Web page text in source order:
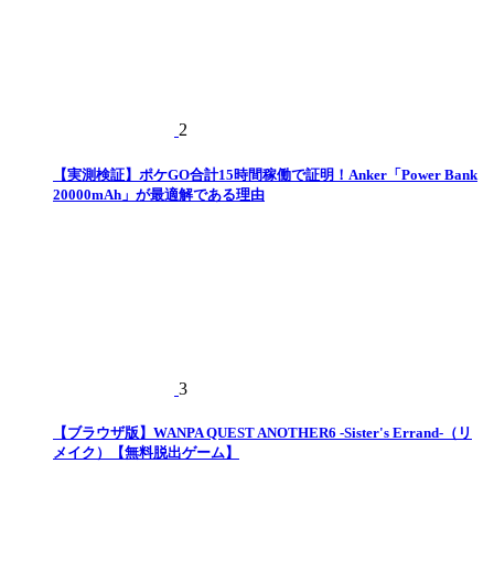
2
【実測検証】ポケGO合計15時間稼働で証明！Anker「Power Bank
20000mAh」が最適解である理由
3
【ブラウザ版】WANPA QUEST ANOTHER6 -Sister's Errand-（リ
メイク）【無料脱出ゲーム】